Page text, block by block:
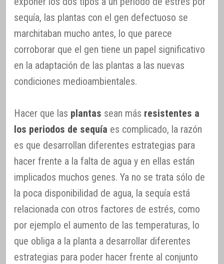
sequía, las plantas con el gen defectuoso se
marchitaban mucho antes, lo que parece
corroborar que el gen tiene un papel significativo
en la adaptación de las plantas a las nuevas
condiciones medioambientales.
Hacer que las plantas sean más resistentes a
los periodos de sequía es complicado, la razón
es que desarrollan diferentes estrategias para
hacer frente a la falta de agua y en ellas están
implicados muchos genes. Ya no se trata sólo de
la poca disponibilidad de agua, la sequía está
relacionada con otros factores de estrés, como
por ejemplo el aumento de las temperaturas, lo
que obliga a la planta a desarrollar diferentes
estrategias para poder hacer frente al conjunto